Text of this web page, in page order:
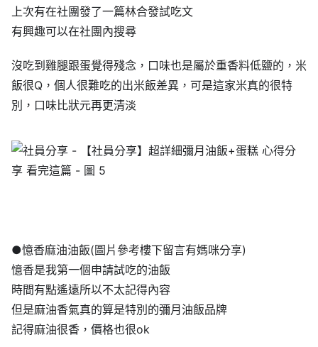
上次有在社團發了一篇林合發試吃文
有興趣可以在社團內搜尋
沒吃到雞腿跟蛋覺得殘念，口味也是屬於重香料低鹽的，米
飯很Q，個人很難吃的出米飯差異，可是這家米真的很特
別，口味比狀元再更清淡
●憶香麻油油飯(圖片參考樓下留言有媽咪分享)
憶香是我第一個申請試吃的油飯
時間有點遙遠所以不太記得內容
但是麻油香氣真的算是特別的彌月油飯品牌
記得麻油很香，價格也很ok